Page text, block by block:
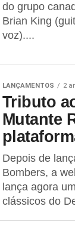
do grupo
Brian King
voz)....
LANÇAMENTOS 2
Tributo
Mutante
Depois de
Bombers, a
lança agora
clássicos do